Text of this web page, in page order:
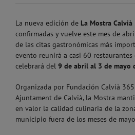
La nueva edición de La Mostra Calvià
confirmadas y vuelve este mes de
de las citas gastronómicas más
evento reunirá a casi 60
celebrará del 9 de abril al 3 de mayo
Organizada por Fundación Calvià 365
Ajuntament de Calvià, la Mostra
en valor la calidad culinaria de la
municipio fuera de los meses de